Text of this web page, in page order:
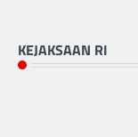
KEJAKSAAN RI